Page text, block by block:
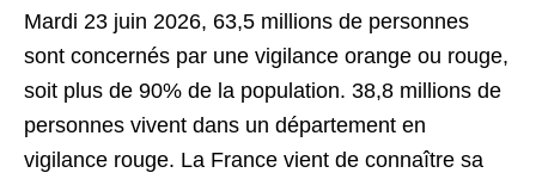
Mardi 23 juin 2026, 63,5 millions de personnes
sont concernés par une vigilance orange ou rouge,
soit plus de 90% de la population. 38,8 millions de
personnes vivent dans un département en
vigilance rouge. La France vient de connaître sa